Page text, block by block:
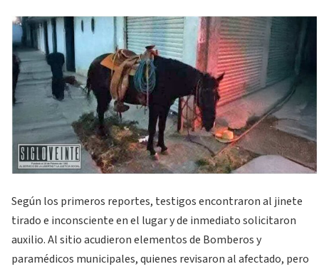
Según los primeros reportes, testigos encontraron al jinete
tirado e inconsciente en el lugar y de inmediato solicitaron
auxilio. Al sitio acudieron elementos de Bomberos y
paramédicos municipales, quienes revisaron al afectado, pero